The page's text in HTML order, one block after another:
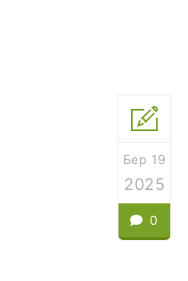
Бер 19
2025
0